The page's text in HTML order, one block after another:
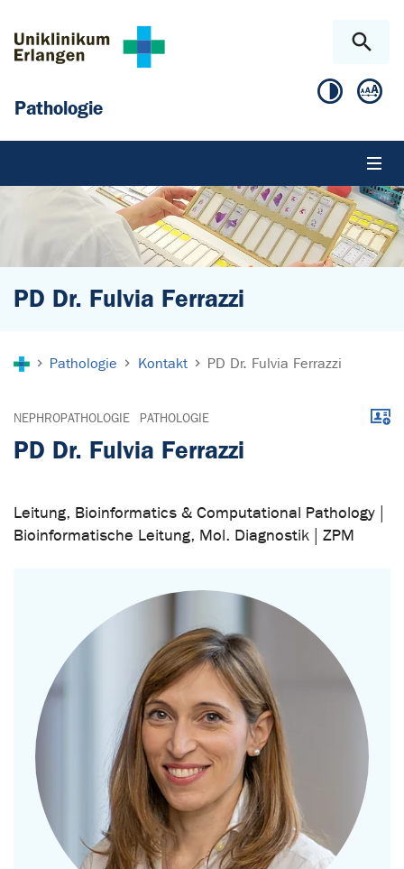
Pathologie
PD Dr. Fulvia Ferrazzi
Pathologie Kontakt PD Dr. Fulvia Ferrazzi
NEPHROPATHOLOGIE PATHOLOGIE
PD Dr. Fulvia Ferrazzi
Leitung, Bioinformatics & Computational Pathology |
Bioinformatische Leitung, Mol. Diagnostik | ZPM